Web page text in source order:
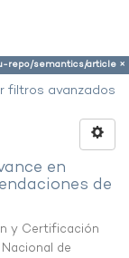
repo/semantics/article ×
filtros avanzados
en
de
y Certificación
de